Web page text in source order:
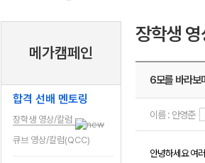
메가캠페인
합격 선배 멘토링
장학생 영상/칼럼
큐브 영상/칼럼(QCC)
장학생
6모를 바라보
이름 : 안영준
안녕하세요 여